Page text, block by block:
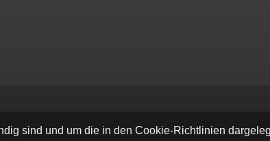
sind und um die in den Cookie-Richtlinien